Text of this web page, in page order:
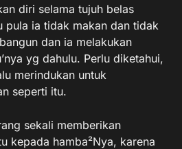
diri selama tujuh belas
pula ia tidak makan dan tidak
dan ia melakukan
yg dahulu. Perlu diketahui,
merindukan untuk
seperti itu.
sekali memberikan
kepada hamba²Nya, karena